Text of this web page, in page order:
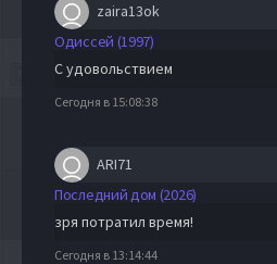
zaira13ok
Одиссей (1997)
С удовольствием
Сегодня в 15:08:38
ARI71
Последний дом (2026)
зря потратил время!
Сегодня в 13:14:44